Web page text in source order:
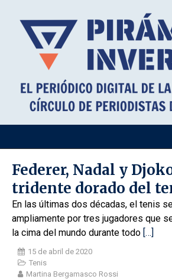
Federer, Nadal y
tridente dorado del
En las últimas dos décadas, el tenis
ampliamente por tres jugadores que
la cima del mundo durante todo […]
15 de abril de 2020
Tenis
Martina Bergamasco Rossi